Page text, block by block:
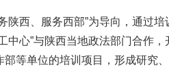
陕西、服务西部”为导向，通过
中心”与陕西当地政法部门合作
等单位的培训项目，形成研究